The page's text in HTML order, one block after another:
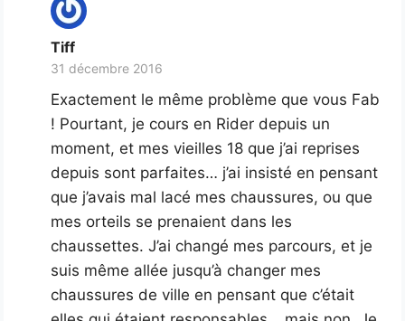
Tiff
31 décembre 2016
Exactement le même problème que vous Fab
! Pourtant, je cours en Rider depuis un
moment, et mes vieilles 18 que j’ai reprises
depuis sont parfaites… j’ai insisté en pensant
que j’avais mal lacé mes chaussures, ou que
mes orteils se prenaient dans les
chaussettes. J’ai changé mes parcours, et je
suis même allée jusqu’à changer mes
chaussures de ville en pensant que c’était